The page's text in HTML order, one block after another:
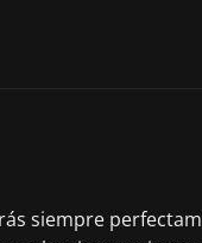
siempre